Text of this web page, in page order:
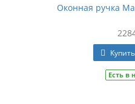
Оконная ручка
Купить
Есть в